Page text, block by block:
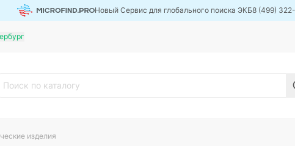
Новый Сервис для глобального поиска ЭКБ8 (499)
изделия